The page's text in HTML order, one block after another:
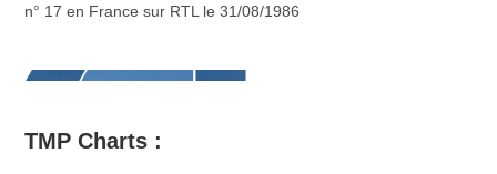
n° 17 en France sur RTL le 31/08/1986
TMP Charts :